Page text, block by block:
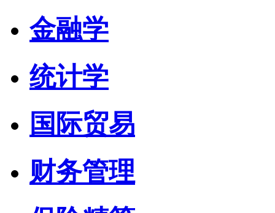
金融学
统计学
国际贸易
财务管理